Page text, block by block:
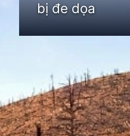
bị đe dọa